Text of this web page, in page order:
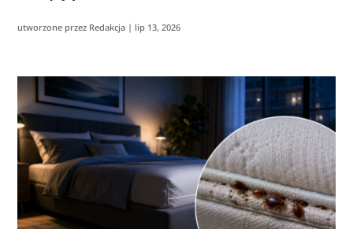
utworzone przez Redakcja | lip 13, 2026